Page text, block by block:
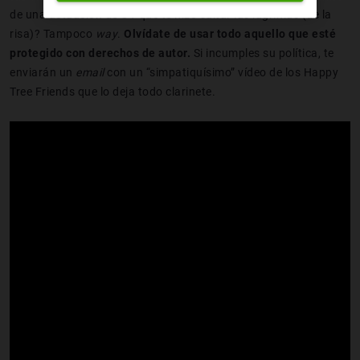
de una actuación de OT que te hizo saltar las lágrimas (de la
risa)? Tampoco way. Olvídate de usar todo aquello que esté
protegido con derechos de autor. Si incumples su política, te
enviarán un emailcon un “simpatiquísimo” vídeo de los Happy
Tree Friends que lo deja todo clarinete.